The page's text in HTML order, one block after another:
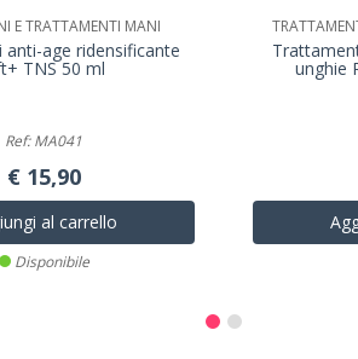
E TRATTAMENTI MANI
anti-age ridensificante
TNS 50 ml
Ref: MA041
€ 15,90
al carrello
Disponibile
unghie